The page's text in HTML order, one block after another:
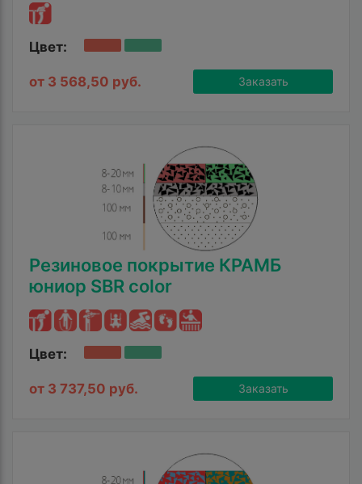
Цвет:
от 3 568,50 руб. Заказать
Резиновое покрытие КРАМБ
юниор SBR color
Цвет:
от 3 737,50 руб. Заказать